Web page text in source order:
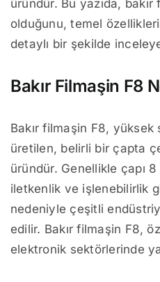
üründür. Bu yazıda,
olduğunu, temel
detaylı bir şekilde
Bakır Filmaşin F8
Bakır filmaşin F8, yüksek
üretilen, belirli bir çapta
üründür. Genellikle çapı
iletkenlik ve işlenebilirlik
nedeniyle çeşitli
edilir. Bakır filmaşin F8,
elektronik sektörlerinde